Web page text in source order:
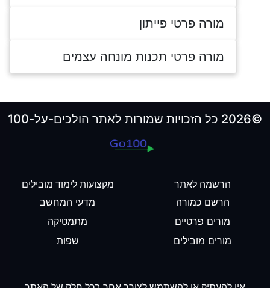
מורה פרטי פייתון
מורה פרטי תכנות מונחה עצמים
©2026 כל הזכויות שמורות לאתר הולכים-על-100
הרשמה לאתר
הרשם כמורה
מורים פרטיים
מורים מובילים
מקצועות לימוד מובילים
מדעי המחשב
מתמטיקה
שפות